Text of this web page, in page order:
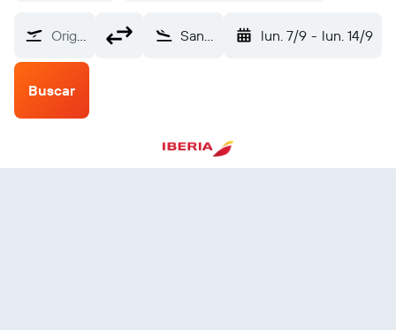
Origen Santa Cruz de Tenerife Tenerife Norte (TFN) lun. 7/9 - lun. 14/9
Buscar